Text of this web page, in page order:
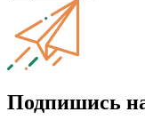
Подпишись